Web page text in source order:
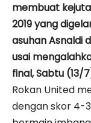
membuat
2019 yang
asuhan Asnaldi
usai
final, Sabtu (13/
Rokan United
dengan skor 4-